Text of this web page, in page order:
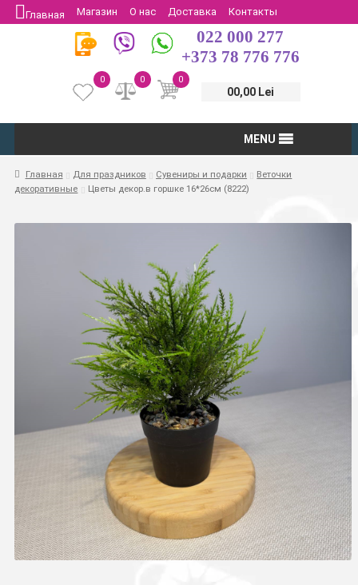
Главная Магазин О нас Доставка
Контакты
Защита потребителей
Возврат
022 000 277
+373 78 776 776
0
00,00 Lei
0
0
MENU
Главная Для праздников Сувениры и подарки
Веточки
декоративные
Цветы декор.в горшке 16*26см (8222)